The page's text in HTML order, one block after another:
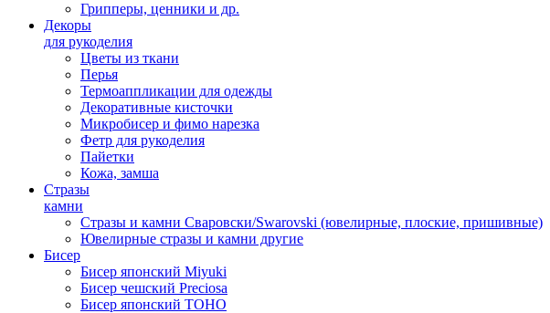
Грипперы, ценники и др.
Декоры
для рукоделия
Цветы из ткани
Перья
Термоаппликации для одежды
Декоративные кисточки
Микробисер и фимо нарезка
Фетр для рукоделия
Пайетки
Кожа, замша
Стразы
камни
Стразы и камни Сваровски/Swarovski (ювелирные, плоские, пришивные)
Ювелирные стразы и камни другие
Бисер
Бисер японский Miyuki
Бисер чешский Preciosa
Бисер японский TOHO